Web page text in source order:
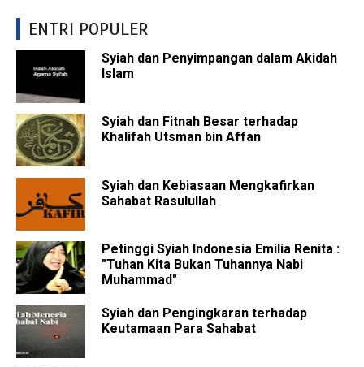
ENTRI POPULER
Syiah dan Penyimpangan dalam Akidah
Islam
Syiah dan Fitnah Besar terhadap
Khalifah Utsman bin Affan
Syiah dan Kebiasaan Mengkafirkan
Sahabat Rasulullah
Petinggi Syiah Indonesia Emilia Renita :
"Tuhan Kita Bukan Tuhannya Nabi
Muhammad"
Syiah dan Pengingkaran terhadap
Keutamaan Para Sahabat